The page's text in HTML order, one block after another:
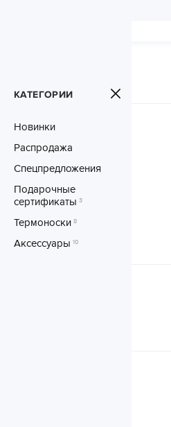
КАТЕГОРИИ
Новинки
Распродажа
Спецпредложения
Подарочные
сертификаты 3
Термоноски 8
Аксессуары 10